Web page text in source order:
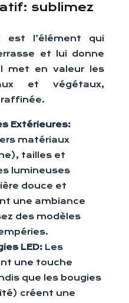
sublimez
est l’élément qui
et lui donne
met en valeur les
et végétaux,
Extérieures:
matériaux
tailles et
lumineuses
douce et
une ambiance
des modèles
LED: Les
une touche
que les bougies
créent une